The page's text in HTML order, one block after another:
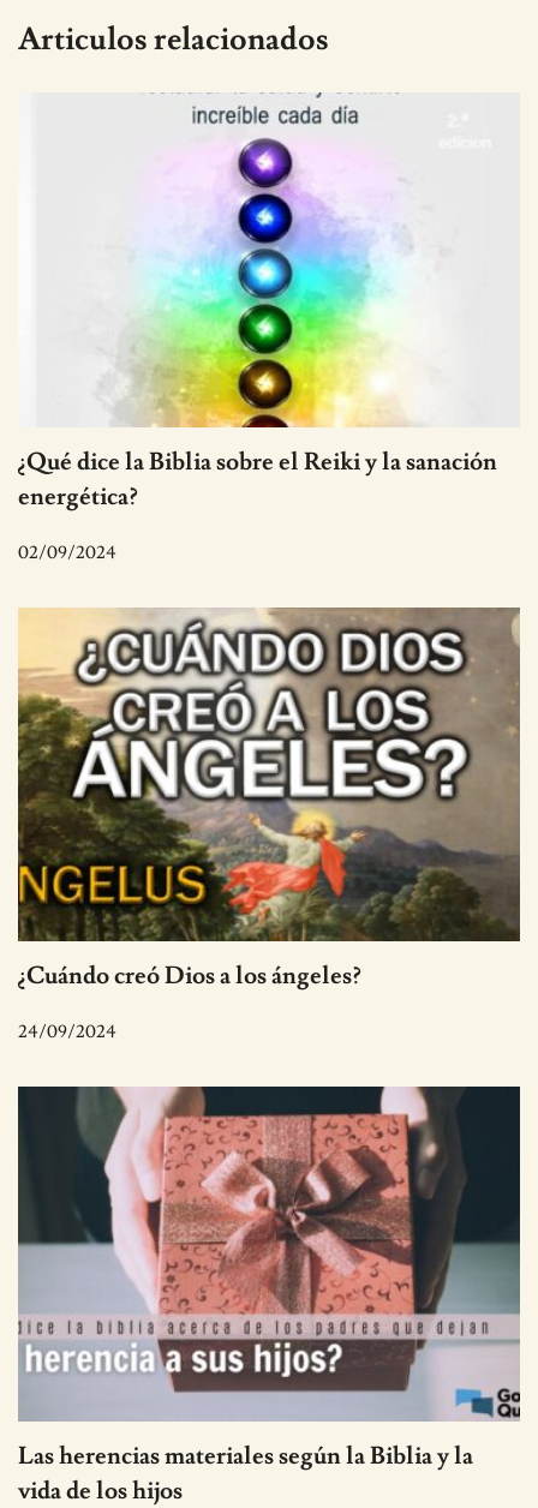
Articulos relacionados
¿Qué dice la Biblia sobre el Reiki y la sanación
energética?
02/09/2024
¿Cuándo creó Dios a los ángeles?
24/09/2024
Las herencias materiales según la Biblia y la
vida de los hijos